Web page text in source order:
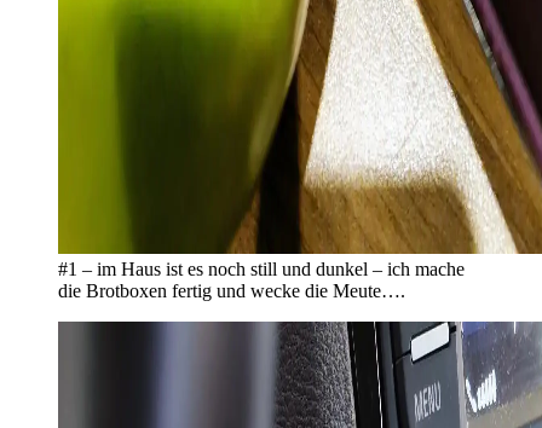
#1 – im Haus ist es noch still und dunkel – ich mache
die Brotboxen fertig und wecke die Meute….